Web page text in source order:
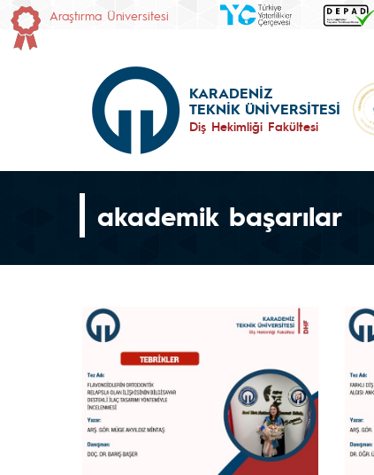
Araştırma Üniversitesi
KARADENİZ
TEKNİK ÜNİVERSİTESİ
Diş Hekimliği Fakültesi
akademik başarılar